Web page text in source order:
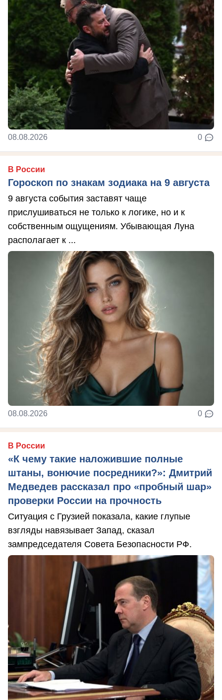
08.08.2026 0
В России
Гороскоп по знакам зодиака на 9 августа
9 августа события заставят чаще
прислушиваться не только к логике, но и к
собственным ощущениям. Убывающая Луна
располагает к ...
08.08.2026 0
В России
«К чему такие наложившие полные
штаны, вонючие посредники?»: Дмитрий
Медведев рассказал про «пробный шар»
проверки России на прочность
Ситуация с Грузией показала, какие глупые
взгляды навязывает Запад, сказал
зампредседателя Совета Безопасности РФ.